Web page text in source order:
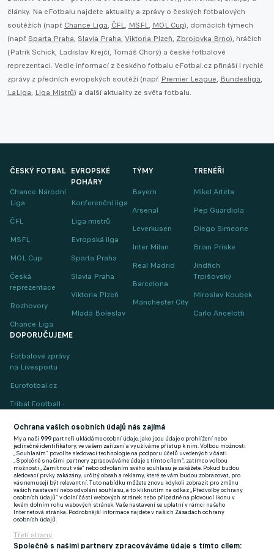
články. Na eFotbalu najdete aktuality a zprávy o českých fotbalových
soutěžích (např. Chance Liga, ČFL, MSFL, MOL Cup), domácích týmech
(např. Sparta Praha, Slavia Praha, Viktoria Plzeň, Zbrojovka Brno), hráčích
(Patrik Schick, Ladislav Krejčí, Tomáš Chorý) a české fotbalové
reprezentaci. Vedle informací z českého fotbalu eFotbal.cz přináší i rychlé
zprávy z předních evropských soutěží (např. Premier League, Bundesliga,
LaLiga, Liga Mistrů) a další aktuality ze světa fotbalu.
ČESKÝ FOTBAL
Chance Národní
Liga
ČFL
MSFL
MOL Cup
Česká
reprezentace
Rozhovory
Chance Liga
EVROPSKÉ
POHÁRY
Konferenční liga
Liga mistrů
Evropská liga
Sparta Praha
Slavia Praha
Viktoria Plzeň
Mladá Boleslav
TÝMY
Bayern
Arsenal
Leverkusen
Inter Milan
Real Madrid
Barcelona
Manchester City
TRENÉŘI
Mikel Arteta
Pep Guardiola
Diego Simeone
Brian Priske
Jindřich
Trpišovský
Miroslav Koubek
Carlo Ancelotti
DOPORUČUJEME
Fotbalové zprávy
na Livesportu
Eurofotbal.cz
Tribal Football -
(EN)
FlashFutbal (SK)
Tenisportal.cz
Tenisové zprávy
na Livesportu
Ochrana vašich osobních údajů nás zajímá
My a naši999 partneři ukládáme osobní údaje, jako jsou údaje o prohlížení nebo
jedinečné identifikátory, ve vašem zařízení a využíváme přístup k nim. Volbou možnosti
„Souhlasím“ povolíte sledovací technologie na podporu účelů uvedených v části
„Společně s našimi partnery zpracováváme údaje s tímto cílem“, zatímco volbou
možnosti „Zamítnout vše“ nebo odvoláním svého souhlasu je zakážete. Pokud budou
sledovací prvky zakázány, určitý obsah a reklamy, které se vám budou zobrazovat, pro
vás nemusejí být relevantní. Tuto nabídku můžete znovu kdykoli zobrazit pro změnu
vašich nastavení nebo odvolání souhlasu, a to kliknutím na odkaz „Předvolby ochrany
osobních údajů“ v dolní části webových stránek nebo případně na plovoucí ikonu v
levém dolním rohu webových stránek. Vaše nastavení se uplatní v rámci našeho
Internetová stránka. Podrobnější informace najdete v našich Zásadách ochrany
osobních údajů.
Třetí strany
Společně s našimi partnery zpracováváme údaje s tímto cílem: